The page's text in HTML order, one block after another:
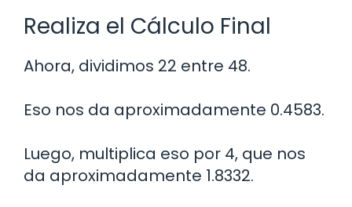
Realiza el Cálculo Final
Ahora, dividimos 22 entre 48.
Eso nos da aproximadamente 0.4583.
Luego, multiplica eso por 4, que nos
da aproximadamente 1.8332.